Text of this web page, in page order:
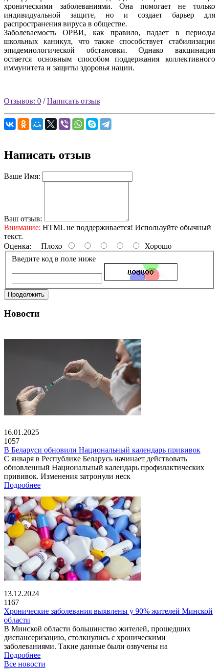
хроническими заболеваниями. Она помогает не только
индивидуальной защите, но и создает барьер для
распространения вируса в обществе.
Заболеваемость ОРВИ, как правило, падает в периоды
школьных каникул, что также способствует стабилизации
эпидемиологической обстановки. Однако вакцинация
остается основным способом поддержания коллективного
иммунитета и защиты здоровья нации.
Отзывов: 0 /Написать отзыв
Написать отзыв
Ваше Имя:
Ваш отзыв:
Внимание: HTML не поддерживается! Используйте обычный
текст.
Оценка: Плохо
Хорошо
Введите код в поле ниже
Продолжить
Новости
16.01.2025
1057
В Беларуси обновили Национальный календарь прививок
С января в Республике Беларусь начинает действовать
обновленный Национальный календарь профилактических
прививок. Изменения затронули неск
Подробнее
13.12.2024
1167
Хронические заболевания выявлены у 90% жителей Минской
области
В Минской области большинство жителей, прошедших
диспансеризацию, столкнулись с хроническими
заболеваниями. Такие данные были озвучены на
Подробнее
Все новости